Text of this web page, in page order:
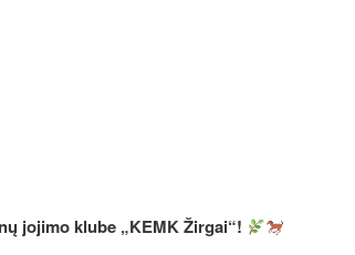
jojimo klube „KEMK Žirgai“!